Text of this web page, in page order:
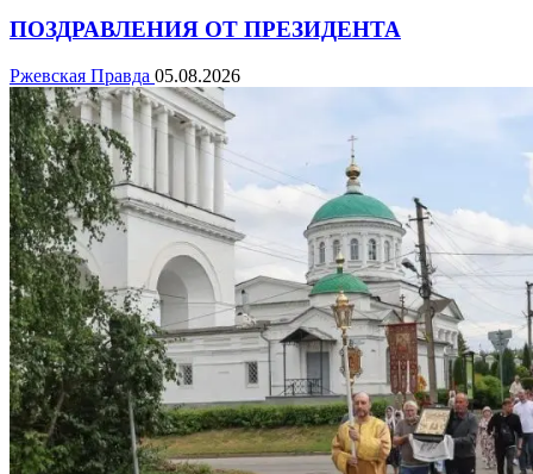
ПОЗДРАВЛЕНИЯ ОТ ПРЕЗИДЕНТА
Ржевская Правда 05.08.2026